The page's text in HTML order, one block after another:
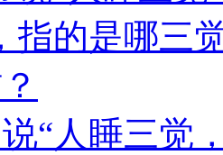
“人睡三觉